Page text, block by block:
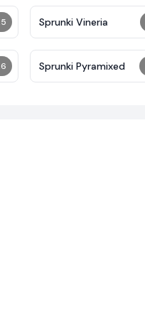
Sprunki Vineria
Sprunki Pyramixed